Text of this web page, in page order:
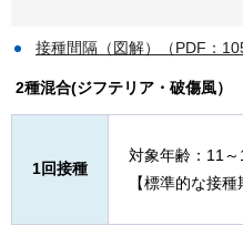
接種間隔（図解）（PDF：
2種混合(ジフテリア・破傷風）
1回接種
対象年齢：11
【標準的な接